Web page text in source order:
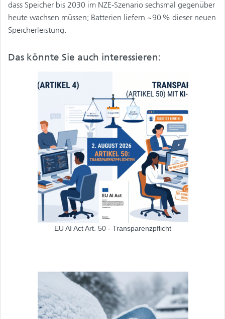
dass Speicher bis 2030 im NZE‑Szenario sechsmal gegenüber
heute wachsen müssen; Batterien liefern ~90 % dieser neuen
Speicherleistung.
Das könnte Sie auch interessieren:
EU AI Act Art. 50 - Transparenzpflicht